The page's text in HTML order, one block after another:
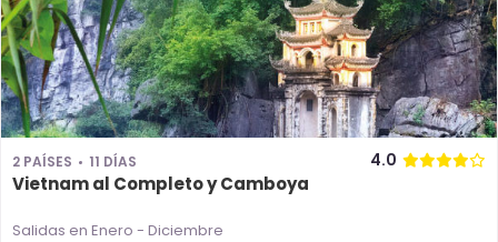
2 PAÍSES 11 DÍAS 4.0
Vietnam al Completo y Camboya
Salidas en Enero - Diciembre